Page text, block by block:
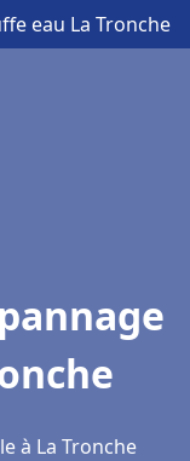
eau La Tronche
à La Tronche